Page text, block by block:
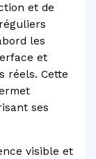
et de
les
et
réels. Cette
ses
visible et